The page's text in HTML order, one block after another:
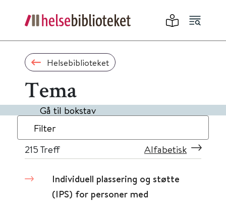
Helsebiblioteket
Tema
Gå til bokstav
Filter
215 Treff Alfabetisk
Individuell plassering og støtte
(IPS) for personer med